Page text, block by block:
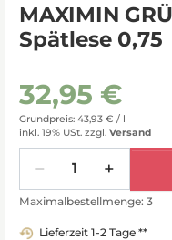
MAXIMIN
Spätlese 0,75
32,95 €
Grundpreis: 43,93 € / l
inkl. 19% USt. zzgl. Versand
Maximalbestellmenge: 3
Lieferzeit 1-2 Tage **